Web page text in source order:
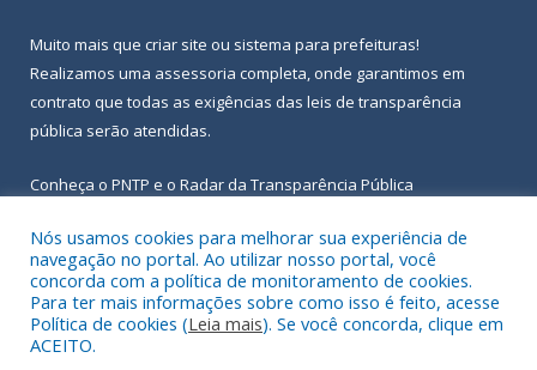
Muito mais que criar site ou sistema para prefeituras!
Realizamos uma assessoria completa, onde garantimos em
contrato que todas as exigências das leis de transparência
pública serão atendidas.
Conheça o PNTP e o Radar da Transparência Pública
Todos os direitos reservados a Prefeitura Municipal de Igarapé-
Açu.
Nós usamos cookies para melhorar sua experiência de
navegação no portal. Ao utilizar nosso portal, você
concorda com a política de monitoramento de cookies.
Para ter mais informações sobre como isso é feito, acesse
Política de cookies (Leia mais). Se você concorda, clique em
ACEITO.